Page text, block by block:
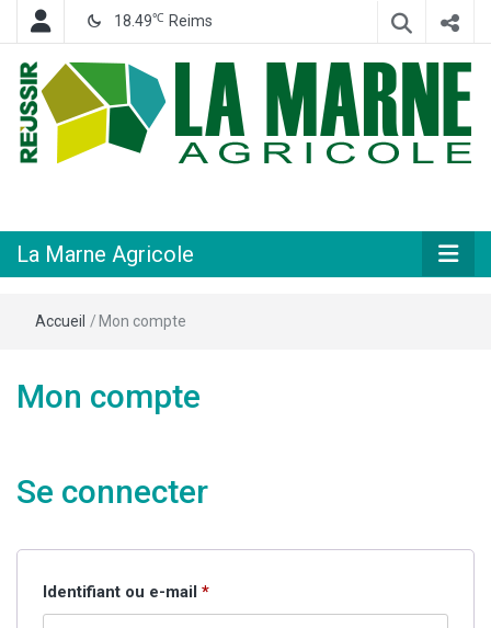
18.49℃ Reims
Agricole
La Marne Agricole
Accueil /Mon compte
Mon compte
Se connecter
Identifiant ou e-mail *Obligatoire